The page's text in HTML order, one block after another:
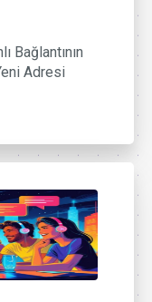
Bağlantının
Adresi